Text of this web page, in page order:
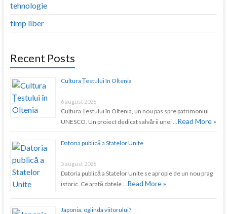
tehnologie
timp liber
Recent Posts
Cultura Țestului în Oltenia
6 august 2026
Cultura Țestului în Oltenia, un nou pas spre patrimoniul
UNESCO. Un proiect dedicat salvării unei …Read More »
Datoria publică a Statelor Unite
5 august 2026
Datoria publică a Statelor Unite se apropie de un nou prag
istoric. Ce arată datele …Read More »
Japonia, oglinda viitorului?